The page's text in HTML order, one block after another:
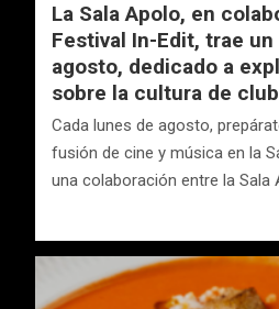
La Sala Apolo, en
Festival In-Edit, trae
agosto, dedicado a
sobre la cultura de club
Cada lunes de agosto,
fusión de cine y música en la
una colaboración entre la Sala